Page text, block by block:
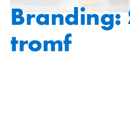
Branding:
tromf